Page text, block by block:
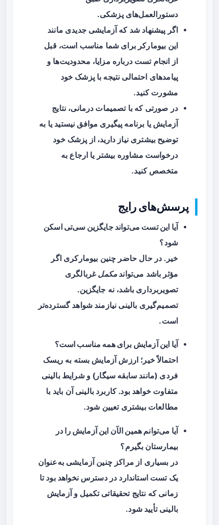
دستورالعمل‌های پزشکی.
اگر پیشنهاد شد که آزمایشی جدیدی مانند
این بیومارکر برای شما مناسب است، قبل
از انجام تست درباره مزایا، محدودیت‌ها و
پیامدهای احتمالی نتیجه با پزشک خود
مشورت کنید.
در صورتی که با تصمیمات درمانی، نتایج
آزمایش یا برنامه پیگیری موافق نیستید یا به
توضیح بیشتری نیاز دارید، از پزشک خود
درخواست مشاوره بیشتر یا ارجاع به
متخصص کنید.
پرسش‌های رایج
آیا این تست می‌تواند جایگزین سی‌تی اسکن
شود؟
خیر. در حال حاضر چنین بیومارکری اگر
مؤثر باشد می‌تواندمکمل غربالگری
تصویربرداری باشد، نه جایگزین.
تصمیم‌گیری بالینی نیازمند شواهد گسترده‌تر
است.
آیا این آزمایش برای همه مناسب است؟
احتمالاً خیر؛ ارزش آزمایش بسته به ریسک
فردی (مانند سابقه سیگار) و شرایط بالینی
متفاوت خواهد بود. کاربرد بالینی آن باید با
مطالعات بیشتری تعیین شود.
آیا می‌توانم همین الآن این آزمایش را در
بیمارستان بگیرم؟
در بسیاری از مراکز چنین آزمایشی به‌عنوان
یک تست استاندارد در دسترس نخواهد بود تا
زمانی که نتایج تحقیقاتی تکمیل و آزمایش
بالینی تأیید شود.